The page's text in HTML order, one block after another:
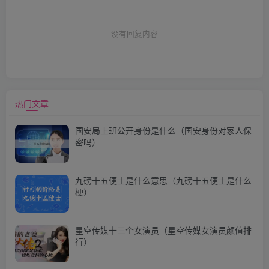
没有回复内容
热门文章
国安局上班公开身份是什么（国安身份对家人保
密吗）
九磅十五便士是什么意思（九磅十五便士是什么
梗）
星空传媒十三个女演员（星空传媒女演员颜值排
行）